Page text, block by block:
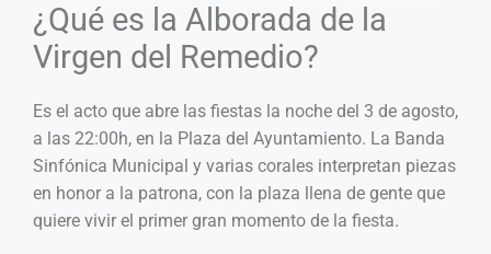
¿Qué es la Alborada de la
Virgen del Remedio?
Es el acto que abre las fiestas la noche del 3 de agosto,
a las 22:00h, en la Plaza del Ayuntamiento. La Banda
Sinfónica Municipal y varias corales interpretan piezas
en honor a la patrona, con la plaza llena de gente que
quiere vivir el primer gran momento de la fiesta.